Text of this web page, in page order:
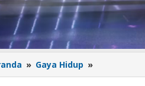
» Gaya Hidup »
Sayang,